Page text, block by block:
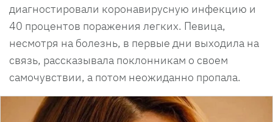
диагностировали коронавирусную инфекцию и
40 процентов поражения легких. Певица,
несмотря на болезнь, в первые дни выходила на
связь, рассказывала поклонникам о своем
самочувствии, а потом неожиданно пропала.